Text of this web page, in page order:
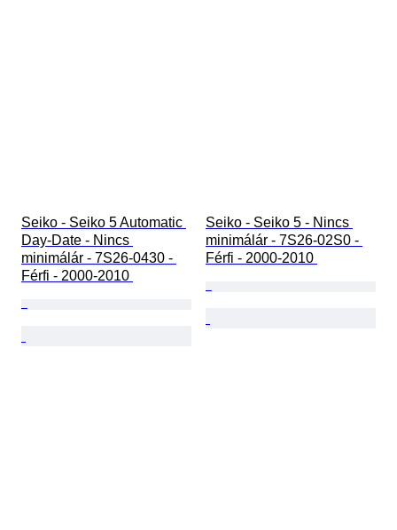
Seiko - Seiko 5 Automatic
Day-Date - Nincs
minimálár - 7S26-0430 -
Férfi - 2000-2010
Seiko - Seiko 5 - Nincs
minimálár - 7S26-02S0 -
Férfi - 2000-2010